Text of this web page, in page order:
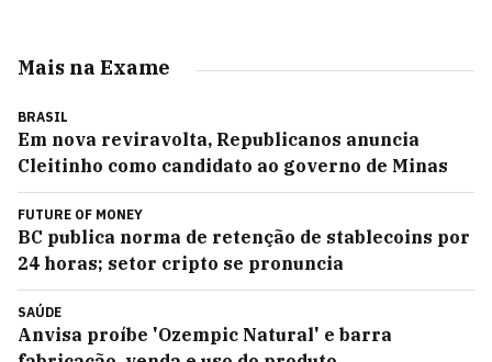
Mais na Exame
BRASIL
Em nova reviravolta, Republicanos anuncia
Cleitinho como candidato ao governo de Minas
FUTURE OF MONEY
BC publica norma de retenção de stablecoins por
24 horas; setor cripto se pronuncia
SAÚDE
Anvisa proíbe 'Ozempic Natural' e barra